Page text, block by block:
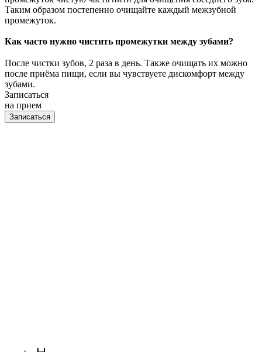
Таким образом постепенно очищайте каждый межзубной
промежуток.
Как часто нужно чистить промежутки между зубами?
После чистки зубов, 2 раза в день. Также очищать их можно
после приёма пищи, если вы чувствуете дискомфорт между
зубами.
Записаться
на прием
Записаться